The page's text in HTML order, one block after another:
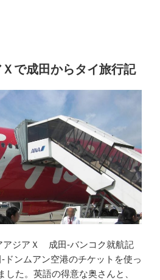
で成田からタイ旅行記
アジアＸ 成田-バンコク就航記
ドンムアン空港のチケットを使っ
た。英語の得意な奥さんと、